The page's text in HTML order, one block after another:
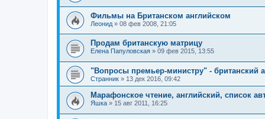
Фильмы на Британском английском
Леонид » 08 фев 2008, 21:05
Продам британскую матрицу
Елена Папуловская » 09 фев 2015, 13:55
"Вопросы премьер-министру" - британский
Странник » 13 дек 2016, 09:42
Марафонское чтение, английский, список
Яшка » 15 авг 2011, 16:25